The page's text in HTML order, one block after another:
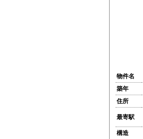
物件名
築年
住所
最寄駅
構造